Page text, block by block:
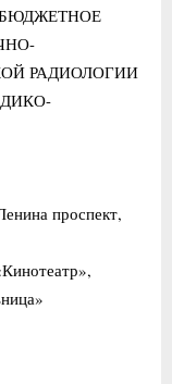
РАДИОЛОГИИ
проспект,